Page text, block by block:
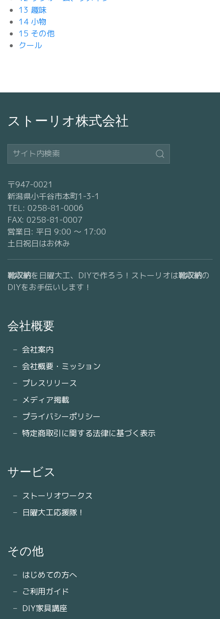
13 趣味
14 小物
15 その他
クール
ストーリオ株式会社
〒947-0021
新潟県小千谷市本町1-3-1
TEL: 0258-81-0006
FAX: 0258-81-0007
営業日: 平日 9:00 〜 17:00
土日祝日はお休み
靴収納を日曜大工、DIYで作ろう！ストーリオは靴収納の
DIYをお手伝いします！
会社概要
会社案内
会社概要・ミッション
プレスリリース
メディア掲載
プライバシーポリシー
特定商取引に関する法律に基づく表示
サービス
ストーリオワークス
日曜大工応援隊！
その他
はじめての方へ
ご利用ガイド
DIY家具講座